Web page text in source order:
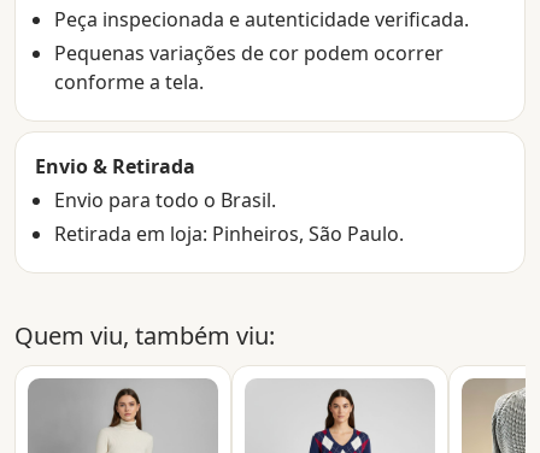
Peça inspecionada e autenticidade verificada.
Pequenas variações de cor podem ocorrer
conforme a tela.
Envio & Retirada
Envio para todo o Brasil.
Retirada em loja: Pinheiros, São Paulo.
Quem viu, também viu: